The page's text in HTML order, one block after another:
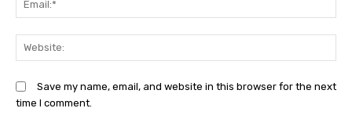
Save my name, email, and website in this browser for the next
time I comment.